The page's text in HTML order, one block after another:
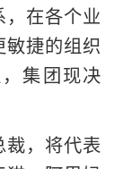
在各个业
捷的组织
集团现决
，将代表